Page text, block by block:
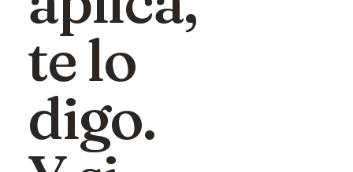
te lo
digo.